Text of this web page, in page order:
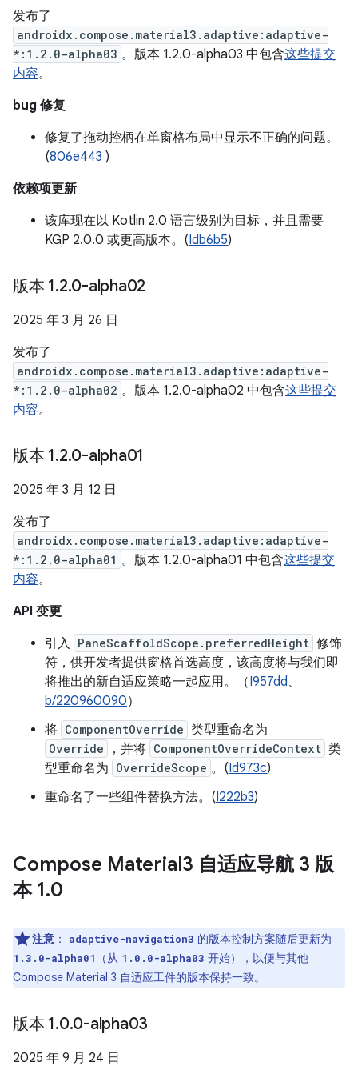
发布了
androidx.compose.material3.adaptive:adaptive-
*:1.2.0-alpha03 。版本 1.2.0-alpha03 中包含这些提交
内容。
bug 修复
修复了拖动控柄在单窗格布局中显示不正确的问题。
(806e443 )
依赖项更新
该库现在以 Kotlin 2.0 语言级别为目标，并且需要
KGP 2.0.0 或更高版本。(Idb6b5)
版本 1.2.0-alpha02
2025 年 3 月 26 日
发布了
androidx.compose.material3.adaptive:adaptive-
*:1.2.0-alpha02 。版本 1.2.0-alpha02 中包含这些提交
内容。
版本 1.2.0-alpha01
2025 年 3 月 12 日
发布了
androidx.compose.material3.adaptive:adaptive-
*:1.2.0-alpha01 。版本 1.2.0-alpha01 中包含这些提交
内容。
API 变更
引入 PaneScaffoldScope.preferredHeight 修饰
符，供开发者提供窗格首选高度，该高度将与我们即
将推出的新自适应策略一起应用。（I957dd、
b/220960090）
将 ComponentOverride 类型重命名为
Override ，并将 ComponentOverrideContext 类
型重命名为 OverrideScope 。(Id973c)
重命名了一些组件替换方法。(I222b3)
Compose Material3 自适应导航 3 版
本 1.0
注意 ： adaptive-navigation3 的版本控制方案随后更新为
1.3.0-alpha01 （从 1.0.0-alpha03 开始），以便与其他
Compose Material 3 自适应工件的版本保持一致。
版本 1.0.0-alpha03
2025 年 9 月 24 日